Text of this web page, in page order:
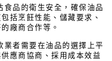
食品的衛生安全，確保油品
括烹飪性能、儲藏要求、
廠商合作等。
業者需要在油品的選擇上平
應商協商、採用成本效益